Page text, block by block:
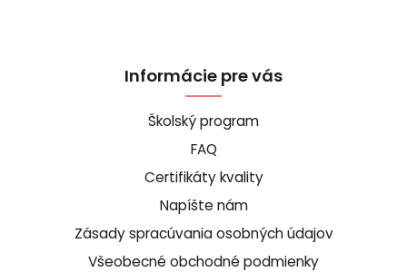
Informácie pre vás
Školský program
FAQ
Certifikáty kvality
Napíšte nám
Zásady spracúvania osobných údajov
Všeobecné obchodné podmienky